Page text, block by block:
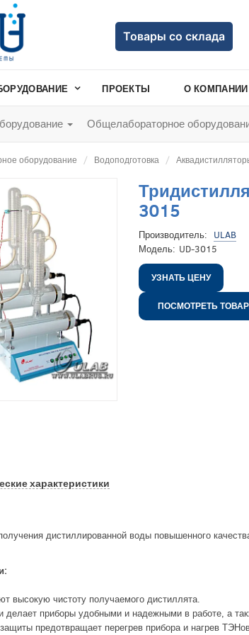
Товары со склада
ПРОЕКТЫ О КОМПАНИИ
Общелабораторное
оборудование Водоподготовка
3015
Производитель:
ULAB
Модель: UD-3015
УЗНАТЬ ЦЕНУ
ПОСМОТРЕТЬ
характеристики
дистиллированной воды повышенного
высокую чистоту получаемого дистиллята.
делает приборы удобными и надежными в работе, а
предотвращает перегрев прибора и нагрев